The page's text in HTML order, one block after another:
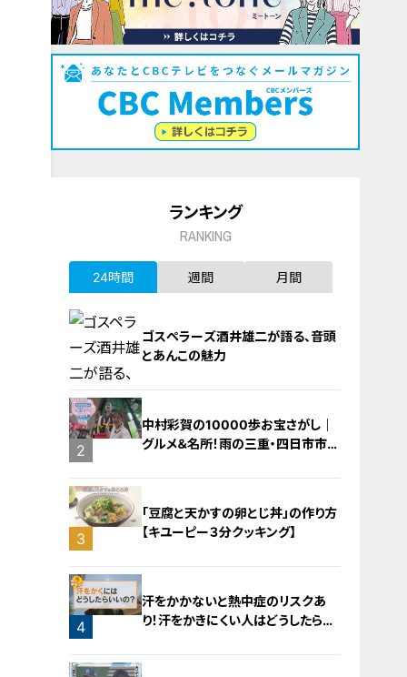
ランキング
RANKING
24時間 週間 月間
1
ゴスペラーズ酒井雄二が語る、音頭
とあんこの魅力
2
中村彩賀の10000歩お宝さがし｜
グルメ＆名所！雨の三重・四日市市で
3
「豆腐と天かすの卵とじ丼」の作り方
【キユーピー３分クッキング】
4
汗をかかないと熱中症のリスクあ
り！汗をかきにくい人はどうしたらい